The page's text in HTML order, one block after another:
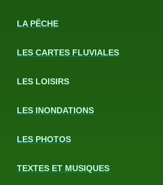
LA PÊCHE
LES CARTES FLUVIALES
LES LOISIRS
LES INONDATIONS
LES PHOTOS
TEXTES ET MUSIQUES